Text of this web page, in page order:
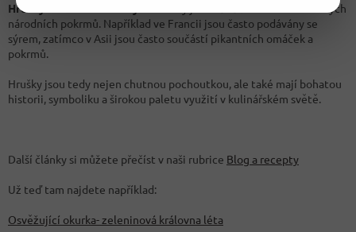
Hrušky ve světové kuchyni:
Hrušky jsou oblíbenou složkou různých
národních pokrmů. Například ve Francii jsou často podávány se
sýrem, zatímco v Asii jsou často součástí pikantních omáček a
pokrmů.
Hrušky jsou tedy nejen chutnou pochoutkou, ale také mají bohatou
historii, symboliku a širokou paletu využití v kulinářském světě.
Další články si můžete přečíst v naši rubrice Blog a recepty
Už teď tam najdete například:
Osvěžující okurka- zeleninová královna léta